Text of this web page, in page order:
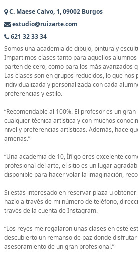
C. Maese Calvo, 1, 09002 Burgos
estudio@ruizarte.com
621 32 33 34
Somos una academia de dibujo, pintura y
Impartimos clases tanto para aquellos
parten de cero, como para los más avanzados
Las clases son en grupos reducidos, lo que
individualizada y personalizada con cada
preferencias y estilo.
“Recomendable al 100%. El profesor es un
cualquier técnica artística y con muchos
nivel y preferencias artísticas. Además, hace
amenas.”
“Una academia de 10, Íñigo eres excelente
profesional del arte, el sitio es un lugar
disponible para hacer volar la imaginación,
Si estás interesado en reservar plaza u
hazlo a través de mi número de teléfono,
través de la cuenta de Instagram.
“Los reyes me regalaron unas clases en este
descubierto un remanso de paz donde
asesoramiento de un gran profesional.”